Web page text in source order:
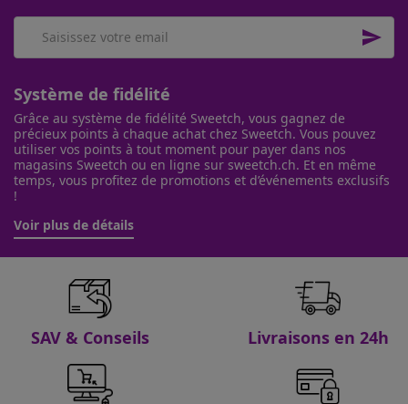

Système de fidélité
Grâce au système de fidélité Sweetch, vous gagnez de
précieux points à chaque achat chez Sweetch. Vous pouvez
utiliser vos points à tout moment pour payer dans nos
magasins Sweetch ou en ligne sur sweetch.ch. Et en même
temps, vous profitez de promotions et d’événements exclusifs
!
Voir plus de détails
SAV & Conseils Livraisons en 24h